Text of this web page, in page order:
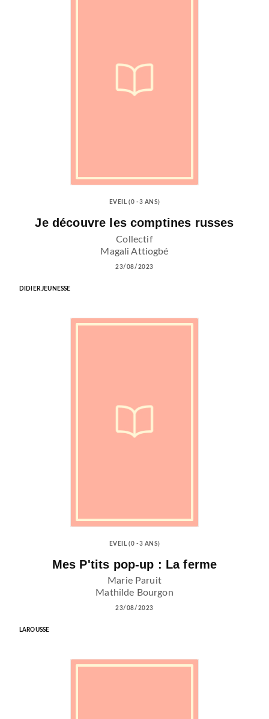
EVEIL (0 -3 ANS)
Je découvre les comptines russes
Collectif
Magali Attiogbé
23/08/2023
DIDIER JEUNESSE
EVEIL (0 -3 ANS)
Mes P'tits pop-up : La ferme
Marie Paruit
Mathilde Bourgon
23/08/2023
LAROUSSE